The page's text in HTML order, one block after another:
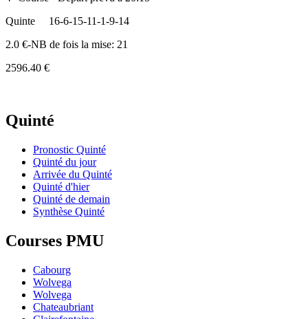
Quinte
16-6-15-11-1-9-14
2.0 €-NB de fois la mise: 21
2596.40 €
Quinté
Pronostic Quinté
Quinté du jour
Arrivée du Quinté
Quinté d'hier
Quinté de demain
Synthèse Quinté
Courses PMU
Cabourg
Wolvega
Wolvega
Chateaubriant